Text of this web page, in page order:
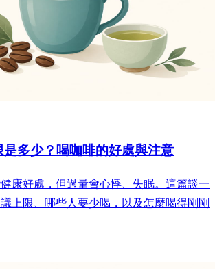
是多少？喝咖啡的好處與注意
康好處，但過量會心悸、失眠。這篇談一
上限、哪些人要少喝，以及怎麼喝得剛剛